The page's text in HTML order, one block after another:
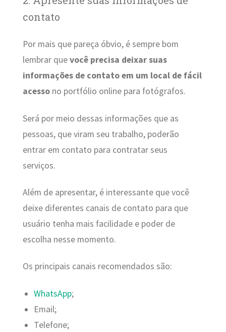
contato
Por mais que pareça óbvio, é sempre bom
lembrar quevocê precisa deixar suas
informações de contato em um local de fácil
acessono portfólio online para fotógrafos.
Será por meio dessas informações que as
pessoas, que viram seu trabalho, poderão
entrar em contato para contratar seus
serviços.
Além de apresentar, é interessante que você
deixe diferentes canais de contato para que
usuário tenha mais facilidade e poder de
escolha nesse momento.
Os principais canais recomendados são:
WhatsApp;
Email;
Telefone;